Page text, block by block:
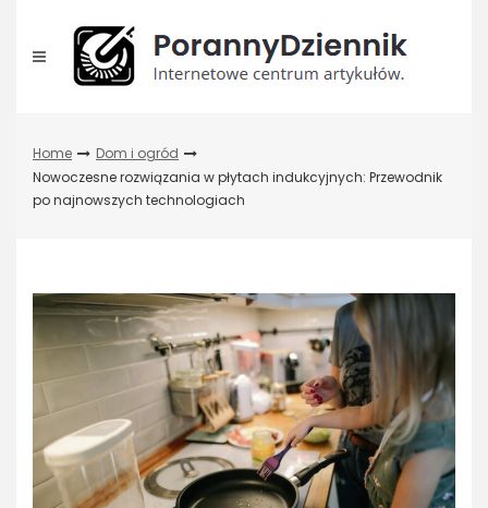
content
Home
Dom i ogród
Nowoczesne rozwiązania w płytach indukcyjnych: Przewodnik
po najnowszych technologiach